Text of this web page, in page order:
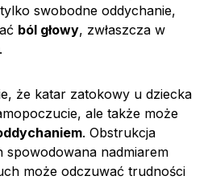
swobodne oddychanie,
ból głowy, zwłaszcza w
że katar zatokowy u dziecka
ale także może
. Obstrukcja
nadmiarem
może odczuwać trudności